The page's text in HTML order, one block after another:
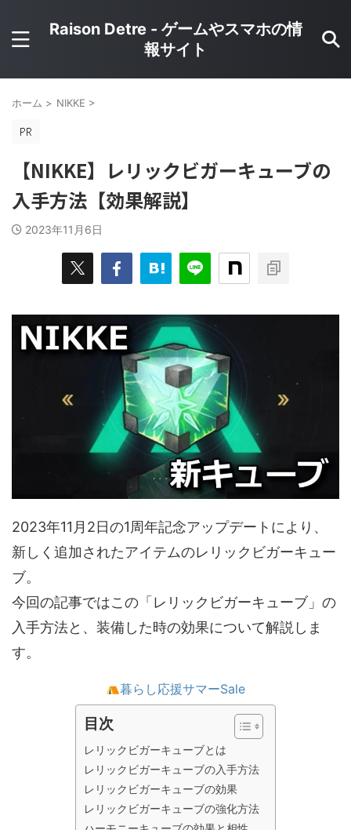
Raison Detre - ゲームやスマホの情
報サイト
ホーム > NIKKE >
【NIKKE】レリックビガーキューブの
入手方法【効果解説】
2023年11月6日
2023年11月2日の1周年記念アップデートにより、
新しく追加されたアイテムのレリックビガーキュー
ブ。
今回の記事ではこの「レリックビガーキューブ」の
入手方法と、装備した時の効果について解説しま
す。
暮らし応援サマーSale
目次
レリックビガーキューブとは
レリックビガーキューブの入手方法
レリックビガーキューブの効果
レリックビガーキューブの強化方法